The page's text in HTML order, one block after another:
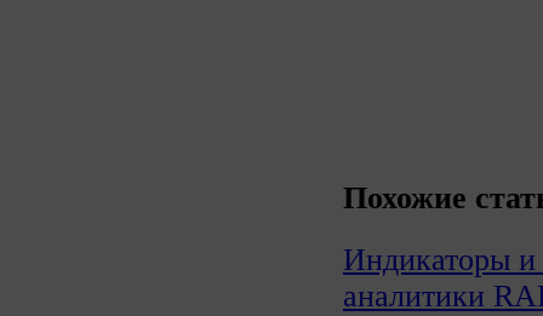
Похожие
Индикаторы и
аналитики